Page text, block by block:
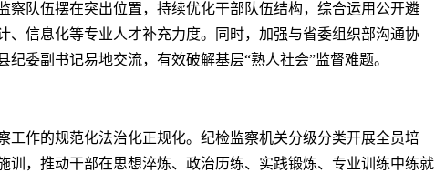
察队伍摆在突出位置，持续优化干部队伍结构，综合运用公开遴
信息化等专业人才补充力度。同时，加强与省委组织部沟通协
委副书记易地交流，有效破解基层“熟人社会”监督难题。
工作的规范化法治化正规化。纪检监察机关分级分类开展全员培
，推动干部在思想淬炼、政治历练、实践锻炼、专业训练中练就